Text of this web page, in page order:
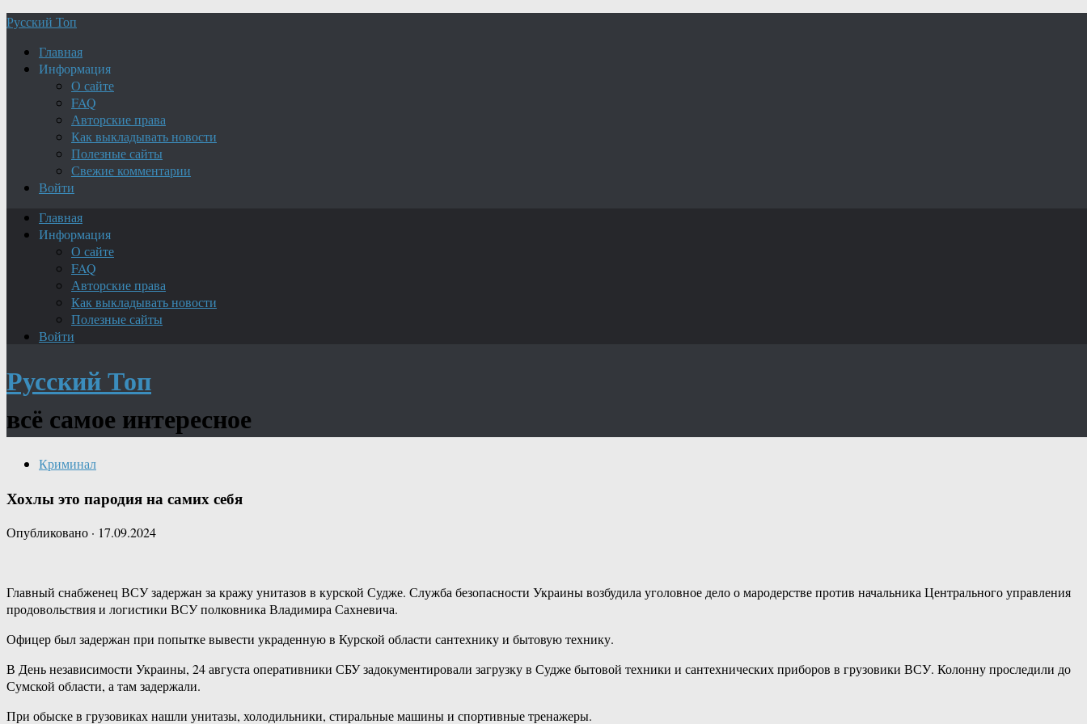
Русский Топ
Главная
Информация
О сайте
FAQ
Авторские права
Как выкладывать новости
Полезные сайты
Свежие комментарии
Войти
Главная
Информация
О сайте
FAQ
Авторские права
Как выкладывать новости
Полезные сайты
Войти
Русский Топ
всё самое интересное
Криминал
Хохлы это пародия на самих себя
Опубликовано · 17.09.2024
Главный снабженец ВСУ задержан за кражу унитазов в курской Судже. Служба безопасности Украины возбудила уголовное дело о мародерстве против начальника Центрального управления
продовольствия и логистики ВСУ полковника Владимира Сахневича.
Офицер был задержан при попытке вывести украденную в Курской области сантехнику и бытовую технику.
В День независимости Украины, 24 августа оперативники СБУ задокументировали загрузку в Судже бытовой техники и сантехнических приборов в грузовики ВСУ. Колонну проследили до
Сумской области, а там задержали.
При обыске в грузовиках нашли унитазы, холодильники, стиральные машины и спортивные тренажеры.